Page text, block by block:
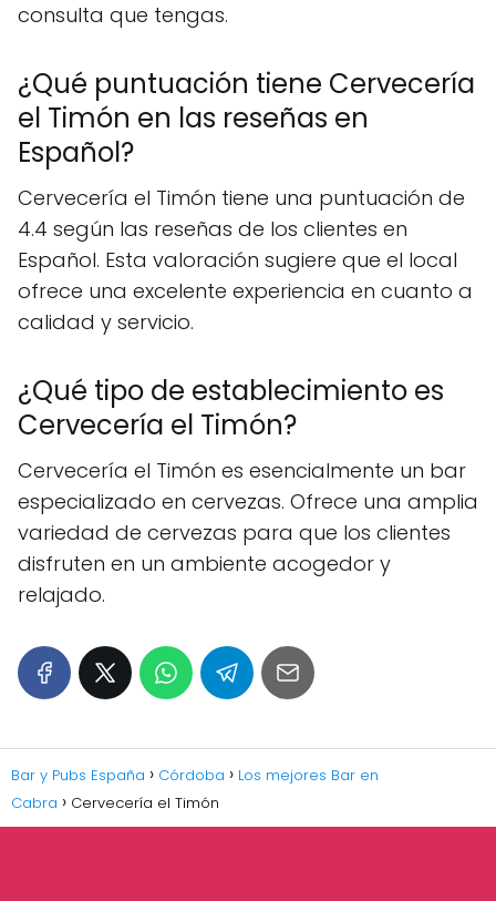
consulta que tengas.
¿Qué puntuación tiene Cervecería
el Timón en las reseñas en
Español?
Cervecería el Timón tiene una puntuación de
4.4 según las reseñas de los clientes en
Español. Esta valoración sugiere que el local
ofrece una excelente experiencia en cuanto a
calidad y servicio.
¿Qué tipo de establecimiento es
Cervecería el Timón?
Cervecería el Timón es esencialmente un bar
especializado en cervezas. Ofrece una amplia
variedad de cervezas para que los clientes
disfruten en un ambiente acogedor y
relajado.
Bar y Pubs España Córdoba
Los mejores Bar en
Cabra
Cervecería el Timón